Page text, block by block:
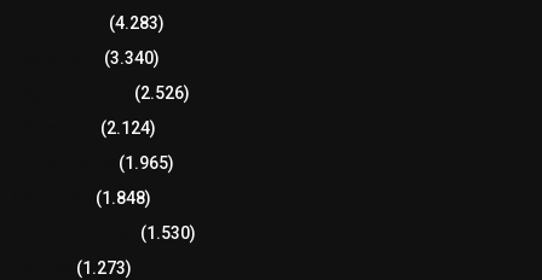
(4.283)
(3.340)
(2.526)
(2.124)
(1.965)
(1.848)
(1.530)
(1.273)